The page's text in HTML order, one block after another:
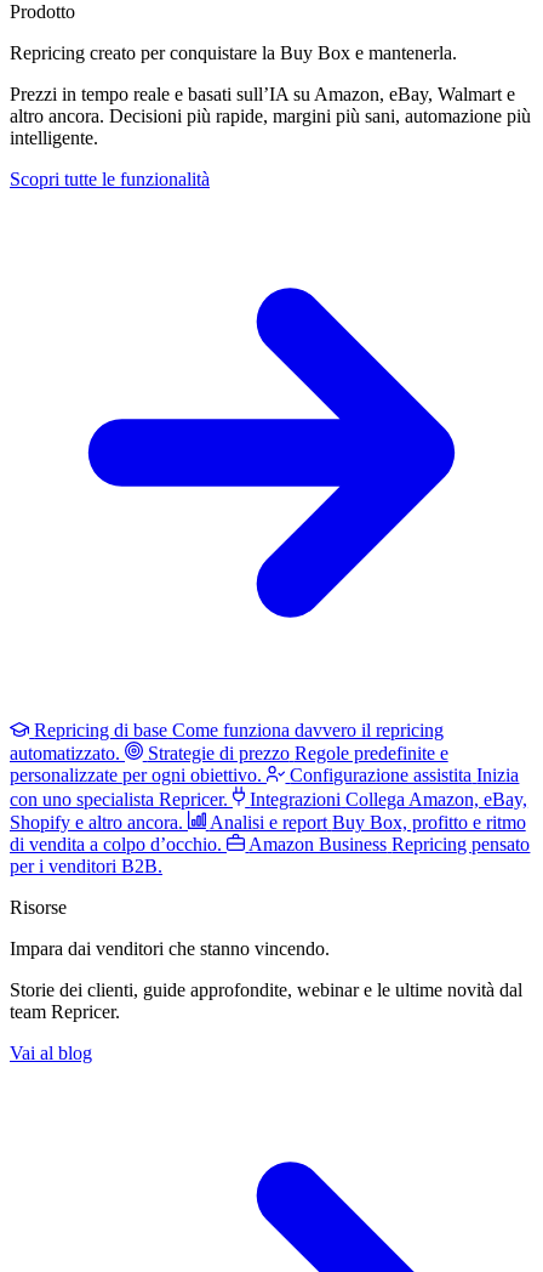
Prodotto
Repricing creato perconquistare la Buy Box e mantenerla.
Prezzi in tempo reale e basati sull’IA su Amazon, eBay, Walmart e
altro ancora. Decisioni più rapide, margini più sani, automazione più
intelligente.
Scopri tutte le funzionalità
Repricing di base Come funziona davvero il repricing
automatizzato.
Strategie di prezzo Regole predefinite e
personalizzate per ogni obiettivo.
Configurazione assistita Inizia
con uno specialista Repricer.
Integrazioni Collega Amazon, eBay,
Shopify e altro ancora.
Analisi e report Buy Box, profitto e ritmo
di vendita a colpo d’occhio.
Amazon Business Repricing pensato
per i venditori B2B.
Risorse
Impara dai venditori che stanno vincendo.
Storie dei clienti, guide approfondite, webinar e le ultime novità dal
team Repricer.
Vai al blog